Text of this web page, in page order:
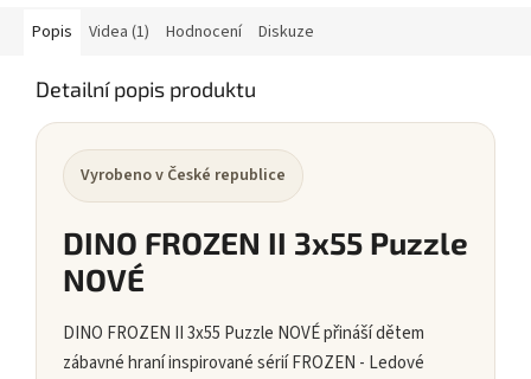
Popis Videa (1) Hodnocení Diskuze
Detailní popis produktu
Vyrobeno v České republice
DINO FROZEN II 3x55 Puzzle
NOVÉ
DINO FROZEN II 3x55 Puzzle NOVÉ přináší dětem
zábavné hraní inspirované sérií FROZEN - Ledové